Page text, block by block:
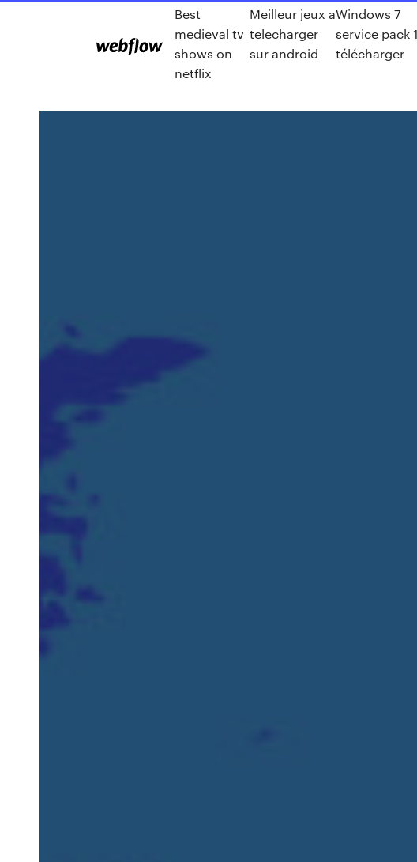
Best
medieval tv
shows on
netflix
Meilleur jeux a
telecharger
sur android
Windows 7
service pack 1
télécharger